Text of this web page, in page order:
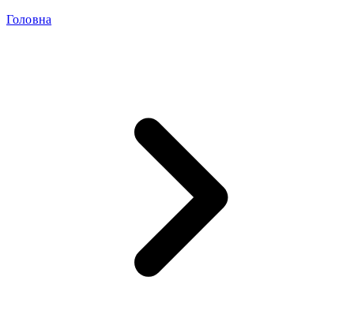
Головна